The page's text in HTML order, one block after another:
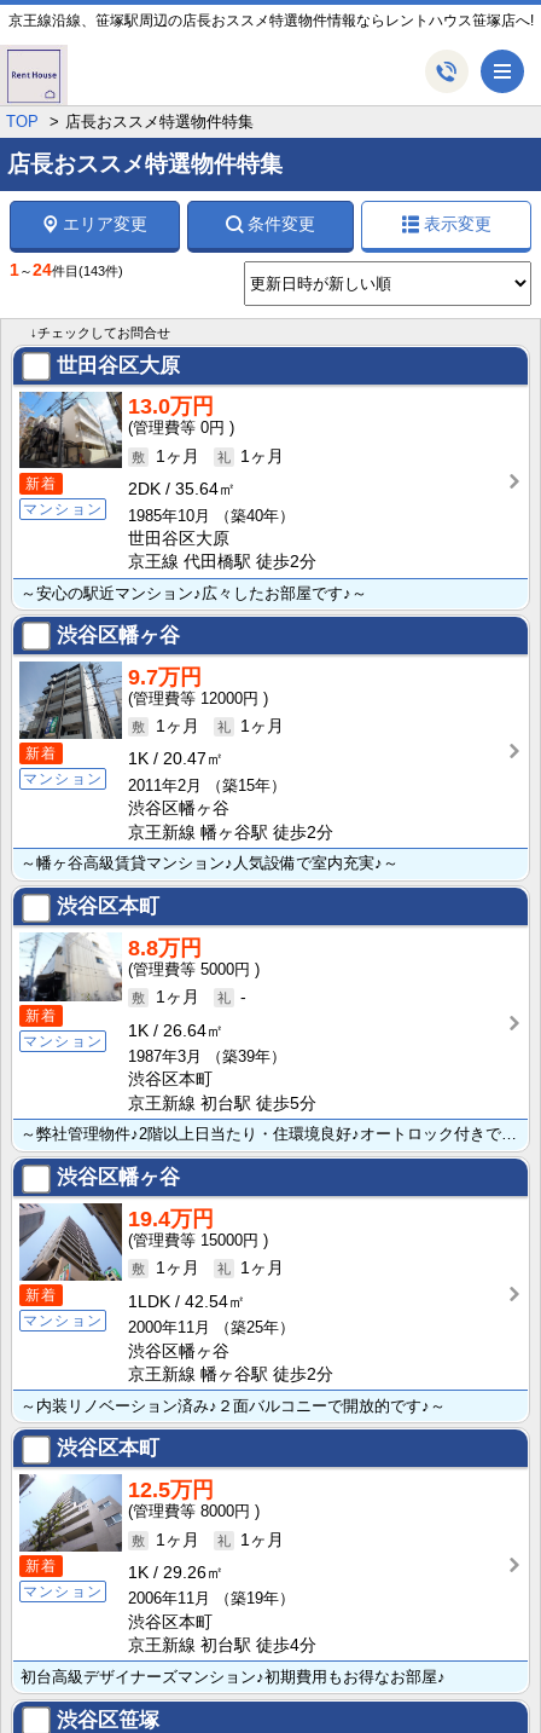
京王線沿線、笹塚駅周辺の店長おススメ特選物件情報ならレントハウス笹塚店へ!
TOP 店長おススメ特選物件特集
店長おススメ特選物件特集
エリア変更 条件変更 表示変更
1～24件目 (143件)
↓チェックしてお問合せ
世田谷区大原
新着
マンション
13.0万円
0円
1ヶ月
1ヶ月
2DK
35.64㎡
1985年10月
（築40年）
世田谷区大原
京王線 代田橋駅 徒歩2分
～安心の駅近マンション♪広々したお部屋です♪～
渋谷区幡ヶ谷
新着
マンション
9.7万円
12000円
1ヶ月
1ヶ月
1K
20.47㎡
2011年2月
（築15年）
渋谷区幡ヶ谷
京王新線 幡ヶ谷駅 徒歩2分
～幡ヶ谷高級賃貸マンション♪人気設備で室内充実♪～
渋谷区本町
新着
マンション
8.8万円
5000円
1ヶ月
-
1K
26.64㎡
1987年3月
（築39年）
渋谷区本町
京王新線 初台駅 徒歩5分
～弊社管理物件♪2階以上日当たり・住環境良好♪オートロック付きでセキュリティも安心♪～
渋谷区幡ヶ谷
新着
マンション
19.4万円
15000円
1ヶ月
1ヶ月
1LDK
42.54㎡
2000年11月
（築25年）
渋谷区幡ヶ谷
京王新線 幡ヶ谷駅 徒歩2分
～内装リノベーション済み♪２面バルコニーで開放的です♪～
渋谷区本町
新着
マンション
12.5万円
8000円
1ヶ月
1ヶ月
1K
29.26㎡
2006年11月
（築19年）
渋谷区本町
京王新線 初台駅 徒歩4分
初台高級デザイナーズマンション♪初期費用もお得なお部屋♪
渋谷区笹塚